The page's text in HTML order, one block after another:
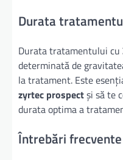
Durata
Durata tratamentului cu
determinată de
la tratament. Este
zyrtec prospectși să te
durata optima a
Întrebări frecvente